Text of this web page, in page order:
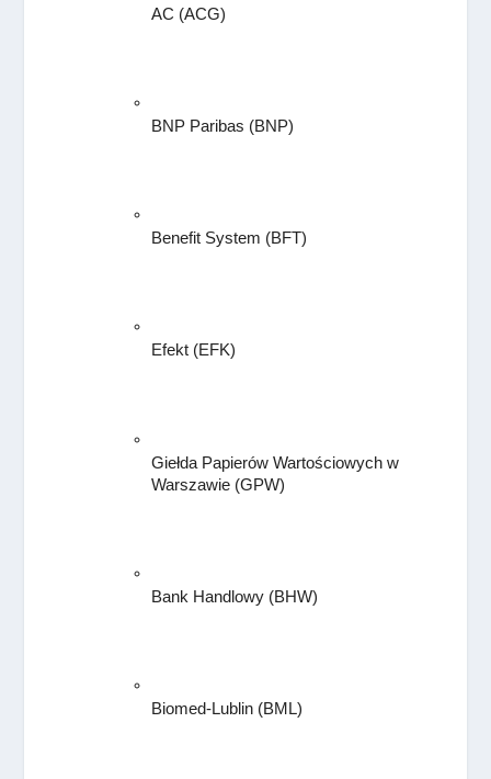
AC (ACG)
BNP Paribas (BNP)
Benefit System (BFT)
Efekt (EFK)
Giełda Papierów Wartościowych w
Warszawie (GPW)
Bank Handlowy (BHW)
Biomed-Lublin (BML)